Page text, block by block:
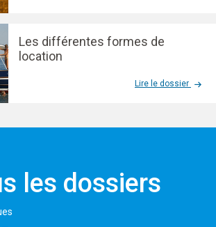
Les différentes formes de
location
Lire le dossier
les dossiers